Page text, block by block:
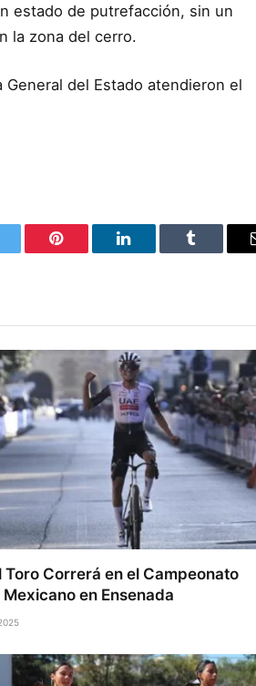
estado de putrefacción, sin un
la zona del cerro.
del Estado atendieron el
Pinterest LinkedIn Tumblr
Toro Correrá en el Campeonato
en Ensenada